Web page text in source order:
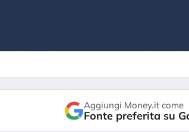
Aggiungi Money.it come
Fonte preferita su
mostrando segni di stanchezza
verso le (…)
30